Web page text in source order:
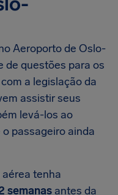
Aeroporto de Oslo-
de questões para os
a legislação da
assistir seus
levá-los ao
passageiro ainda
tenha
semanas antes da